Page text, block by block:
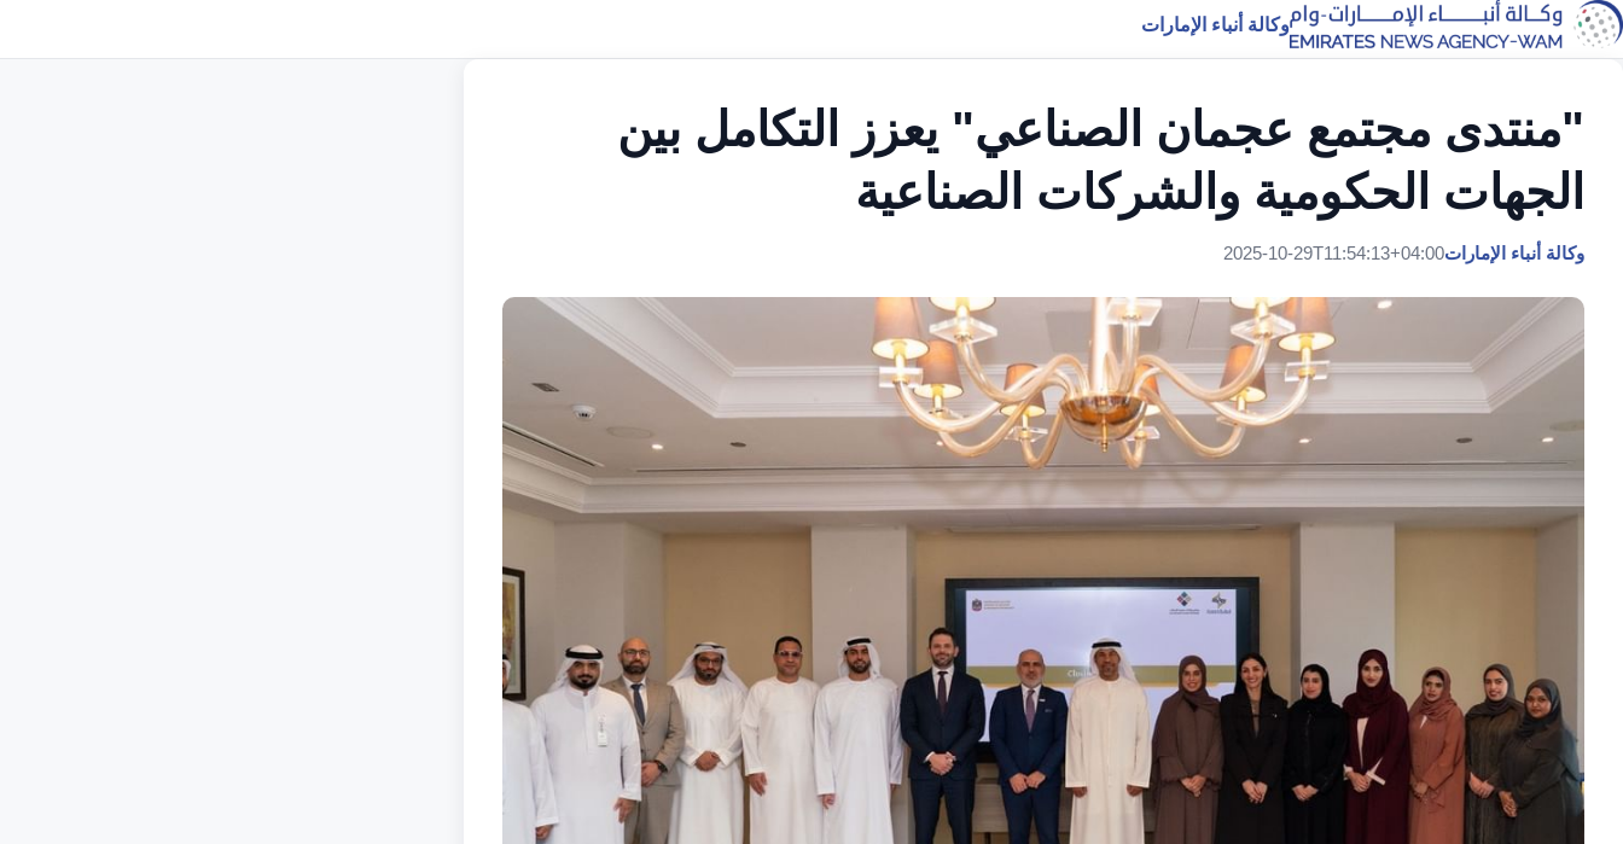
وكالة أنباء الإمارات
"منتدى مجتمع عجمان الصناعي" يعزز التكامل بين
الجهات الحكومية والشركات الصناعية
وكالة أنباء الإمارات2025-10-29T11:54:13+04:00